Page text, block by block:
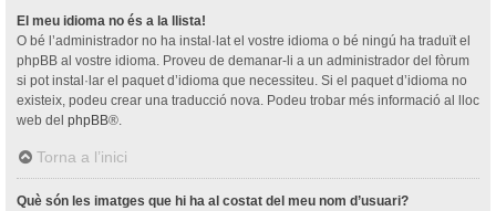
El meu idioma no és a la llista!
O bé l’administrador no ha instal·lat el vostre idioma o bé ningú ha traduït el
phpBB al vostre idioma. Proveu de demanar-li a un administrador del fòrum
si pot instal·lar el paquet d’idioma que necessiteu. Si el paquet d’idioma no
existeix, podeu crear una traducció nova. Podeu trobar més informació al lloc
web del phpBB®.
Torna a l’inici
Què són les imatges que hi ha al costat del meu nom d’usuari?